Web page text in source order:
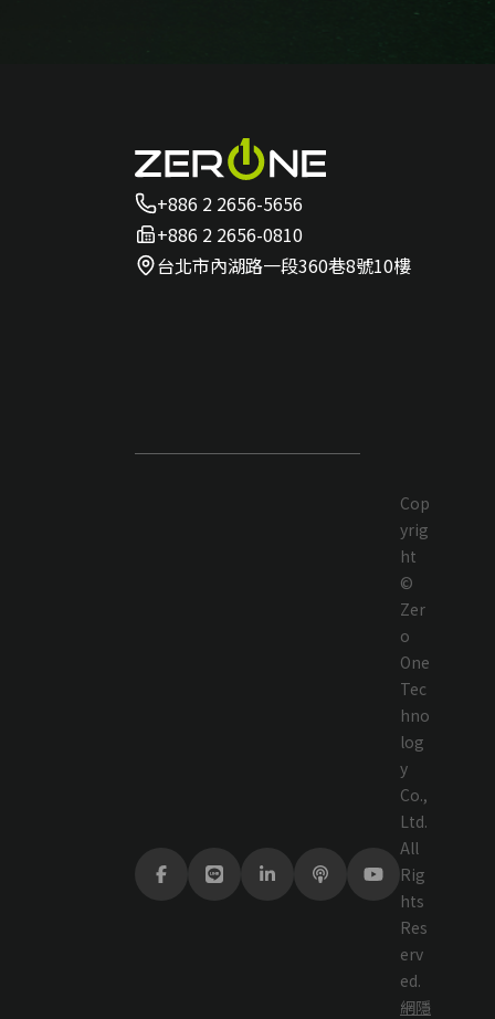
+886 2 2656-5656
+886 2 2656-0810
台北市內湖路一段360巷8號10樓
Cop
yrig
ht
©
Zer
o
One
Tec
hno
log
y
Co.,
Ltd.
All
Rig
hts
Res
erv
ed.
網隱